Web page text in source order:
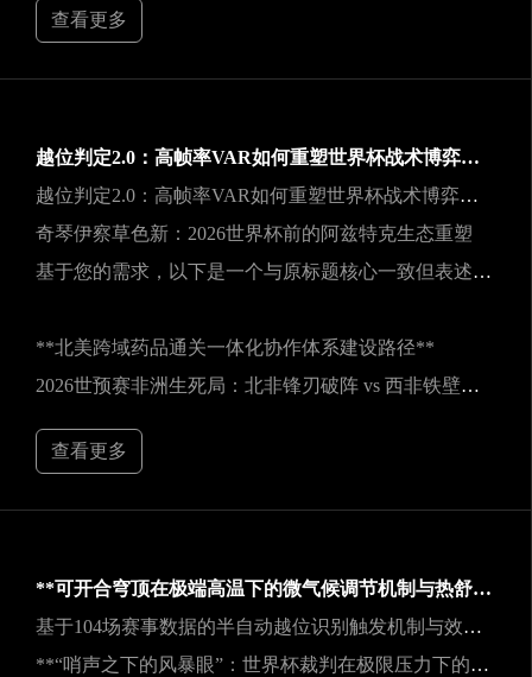
查看更多
越位判定2.0：高帧率VAR如何重塑世界杯战术博弈规则
越位判定2.0：高帧率VAR如何重塑世界杯战术博弈规则
奇琴伊察草色新：2026世界杯前的阿兹特克生态重塑
基于您的需求，以下是一个与原标题核心一致但表述不同的新标题：
**北美跨域药品通关一体化协作体系建设路径**
2026世预赛非洲生死局：北非锋刃破阵 vs 西非铁壁封喉
查看更多
**可开合穹顶在极端高温下的微气候调节机制与热舒适性效能评估——以SoFi Stadium为例**
基于104场赛事数据的半自动越位识别触发机制与效能实证研究
**“哨声之下的风暴眼”：世界杯裁判在极限压力下的神经与生理共振解析**